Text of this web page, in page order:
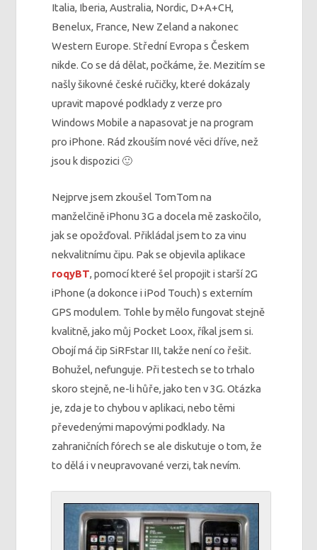
Italia, Iberia, Australia, Nordic, D+A+CH,
Benelux, France, New Zeland a nakonec
Western Europe. Střední Evropa s Českem
nikde. Co se dá dělat, počkáme, že. Mezitím se
našly šikovné české ručičky, které dokázaly
upravit mapové podklady z verze pro
Windows Mobile a napasovat je na program
pro iPhone. Rád zkouším nové věci dříve, než
jsou k dispozici 🙂
Nejprve jsem zkoušel TomTom na
manželčině iPhonu 3G a docela mě zaskočilo,
jak se opožďoval. Přikládal jsem to za vinu
nekvalitnímu čipu. Pak se objevila aplikace
roqyBT, pomocí které šel propojit i starší 2G
iPhone (a dokonce i iPod Touch) s externím
GPS modulem. Tohle by mělo fungovat stejně
kvalitně, jako můj Pocket Loox, říkal jsem si.
Obojí má čip SiRFstar III, takže není co řešit.
Bohužel, nefunguje. Při testech se to trhalo
skoro stejně, ne-li hůře, jako ten v 3G. Otázka
je, zda je to chybou v aplikaci, nebo těmi
převedenými mapovými podklady. Na
zahraničních fórech se ale diskutuje o tom, že
to dělá i v neupravované verzi, tak nevím.